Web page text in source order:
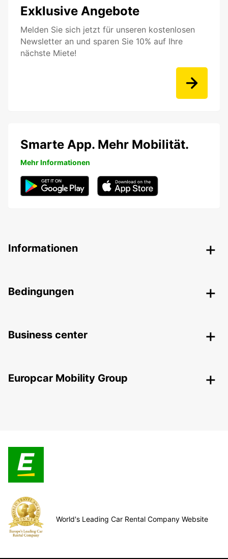
Exklusive Angebote
Melden Sie sich jetzt für unseren kostenlosen
Newsletter an und sparen Sie 10% auf Ihre
nächste Miete!
Smarte App. Mehr Mobilität.
Mehr Informationen
Informationen
Bedingungen
Business center
Europcar Mobility Group
World's Leading Car Rental Company Website